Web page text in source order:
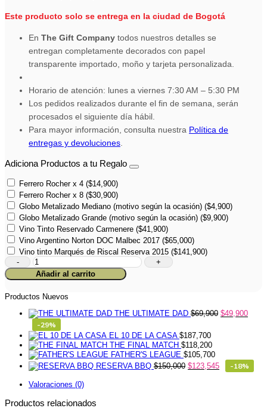
Este producto solo se entrega en la ciudad de Bogotá
En The Gift Company todos nuestros detalles se
entregan completamente decorados con papel
transparente importado, moño y tarjeta personalizada.
Horario de atención: lunes a viernes 7:30 AM – 5:30 PM
Los pedidos realizados durante el fin de semana, serán
procesados el siguiente día hábil.
Para mayor información, consulta nuestra Política de
entregas y devoluciones
Adiciona Productos a tu Regalo
Ferrero Rocher x 4 ($14,900)
Ferrero Rocher x 8 ($30,900)
Globo Metalizado Mediano (motivo según la ocasión) ($4,900)
Globo Metalizado Grande (motivo según la ocasión) ($9,900)
Vino Tinto Reservado Carmenere ($41,900)
Vino Argentino Norton DOC Malbec 2017 ($65,000)
Vino tinto Marqués de Riscal Reserva 2015 ($141,900)
Rose
Bouquet
cantidad
Añadir al carrito
Productos Nuevos
THE ULTIMATE DAD $69,900 $49,900
-29%
EL 10 DE LA CASA $187,700
THE FINAL MATCH $118,200
FATHER'S LEAGUE $105,700
RESERVA BBQ $150,000 $123,545 -18%
Valoraciones (0)
Productos relacionados